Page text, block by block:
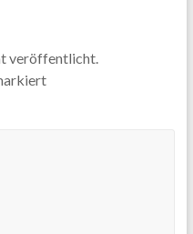
veröffentlicht.